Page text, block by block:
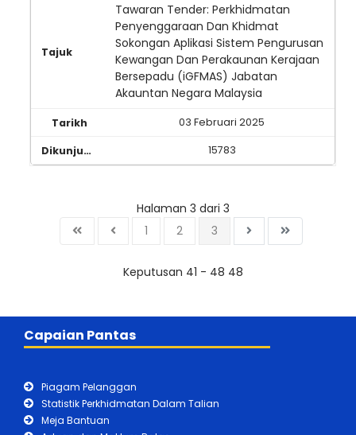
Tawaran Tender: Perkhidmatan
Penyenggaraan Dan Khidmat
Sokongan Aplikasi Sistem Pengurusan
Kewangan Dan Perakaunan Kerajaan
Bersepadu (iGFMAS) Jabatan
Akauntan Negara Malaysia
03 Februari 2025
15783
Halaman 3 dari 3
1
2 3
Keputusan 41 - 48 48
Capaian Pantas
Piagam Pelanggan
Statistik Perkhidmatan Dalam Talian
Meja Bantuan